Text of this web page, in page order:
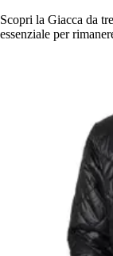
Scopri la Giacca da
essenziale per